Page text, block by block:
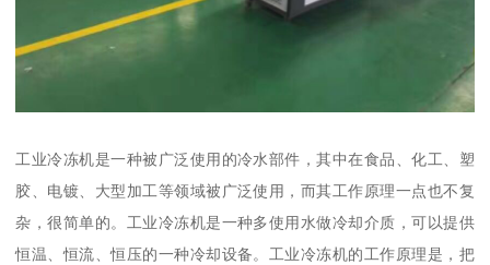
工业冷冻机是一种被广泛使用的冷水部件，其中在食品、化工、塑
胶、电镀、大型加工等领域被广泛使用，而其工作原理一点也不复
杂，很简单的。工业冷冻机是一种多使用水做冷却介质，可以提供
恒温、恒流、恒压的一种冷却设备。工业冷冻机的工作原理是，把